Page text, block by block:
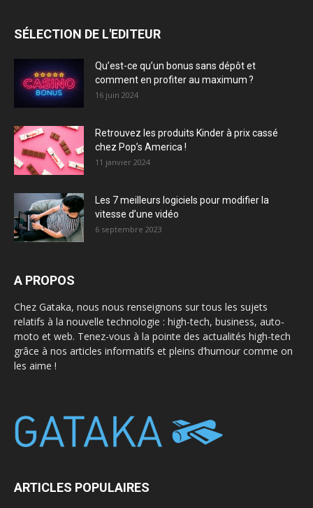
SÉLECTION DE L'EDITEUR
Qu’est-ce qu’un bonus sans dépôt et
comment en profiter au maximum ?
16 juin 2024
Retrouvez les produits Kinder à prix cassé
chez Pop’s America !
11 janvier 2024
Les 7 meilleurs logiciels pour modifier la
vitesse d’une vidéo
6 septembre 2023
A PROPOS
Chez Gataka, nous nous renseignons sur tous les sujets
relatifs à la nouvelle technologie : high-tech, business, auto-
moto et web. Tenez-vous à la pointe des actualités high-tech
grâce à nos articles informatifs et pleins d’humour comme on
les aime !
ARTICLES POPULAIRES